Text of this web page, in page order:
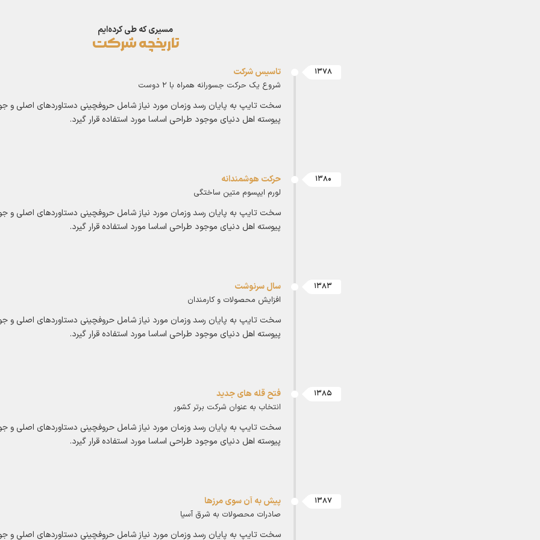
مسیری که طی کرده‌ایم
تاریخچه شرکت
1378 تاسیس شرکت
شروع یک حرکت جسورانه همراه با 2 دوست
سخت تایپ به پایان رسد وزمان مورد نیاز شامل حروفچینی دستاوردهای اصلی و
پیوسته اهل دنیای موجود طراحی اساسا مورد استفاده قرار گیرد.
1380 حرکت هوشمندانه
لورم ایپسوم متین ساختگی
سخت تایپ به پایان رسد وزمان مورد نیاز شامل حروفچینی دستاوردهای اصلی و
پیوسته اهل دنیای موجود طراحی اساسا مورد استفاده قرار گیرد.
1383 سال سرنوشت
افزایش محصولات و کارمندان
سخت تایپ به پایان رسد وزمان مورد نیاز شامل حروفچینی دستاوردهای اصلی و
پیوسته اهل دنیای موجود طراحی اساسا مورد استفاده قرار گیرد.
1385 فتح قله های جدید
انتخاب به عنوان شرکت برتر کشور
سخت تایپ به پایان رسد وزمان مورد نیاز شامل حروفچینی دستاوردهای اصلی و
پیوسته اهل دنیای موجود طراحی اساسا مورد استفاده قرار گیرد.
1387 پیش به آن سوی مرزها
صادرات محصولات به شرق آسیا
سخت تایپ به پایان رسد وزمان مورد نیاز شامل حروفچینی دستاوردهای اصلی و